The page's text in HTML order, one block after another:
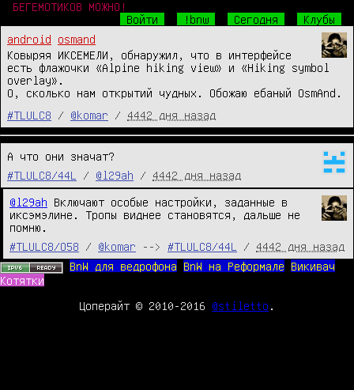
БЕГЕМОТИКОВ МОЖНО!
Войти
!bnw Сегодня
Клубы
android
osmand
Ковыряя ИКСЕМЕЛИ, обнаружил, что в интерфейсе
есть флажочки «Alpine hiking view» и «Hiking symbol
overlay».
О, сколько нам открытий чудных. Обожаю ебаный OsmAnd.
#TLULC8
/ @komar / 4442 дня назад
А что они значат?
#TLULC8/44L
/ @l29ah / 4442 дня назад
@l29ah Включают особые настройки, заданные в
иксэмэлине. Тропы виднее становятся, дальше не
помню.
#TLULC8/O58
/ @komar --> #TLULC8/44L / 4442 дня назад
BnW для ведрофона
BnW на Реформале
Викивач
Котятки
Цоперайт © 2010-2016 @stiletto